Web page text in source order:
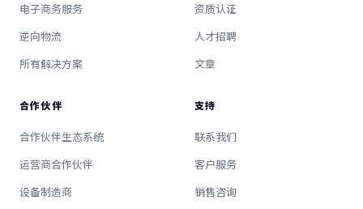
电子商务服务
逆向物流
所有解决方案
资质认证
人才招聘
文章
合作伙伴
合作伙伴生态系统
运营商合作伙伴
设备制造商
支持
联系我们
客户服务
销售咨询